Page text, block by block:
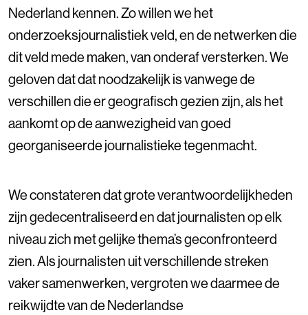
Nederland kennen. Zo willen we het
onderzoeksjournalistiek veld, en de netwerken die
dit veld mede maken, van onderaf versterken. We
geloven dat dat noodzakelijk is vanwege de
verschillen die er geografisch gezien zijn, als het
aankomt op de aanwezigheid van goed
georganiseerde journalistieke tegenmacht.
We constateren dat grote verantwoordelijkheden
zijn gedecentraliseerd en dat journalisten op elk
niveau zich met gelijke thema’s geconfronteerd
zien. Als journalisten uit verschillende streken
vaker samenwerken, vergroten we daarmee de
reikwijdte van de Nederlandse